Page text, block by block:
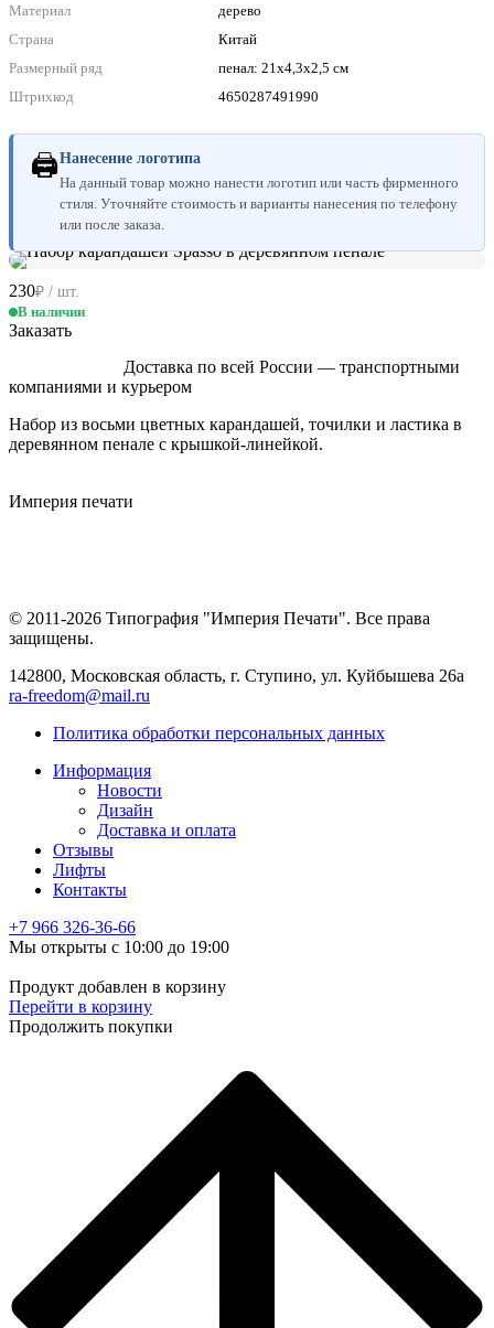
Материал
дерево
Страна
Китай
Размерный ряд
пенал: 21х4,3х2,5 см
Штрихкод
4650287491990
🖨Нанесение логотипа
На данный товар можно нанести логотип или часть фирменного
стиля. Уточняйте стоимость и варианты нанесения по телефону
или после заказа.
230₽ / шт.
В наличии
Заказать
Доставка по всей России — транспортными
компаниями и курьером
Набор из восьми цветных карандашей, точилки и ластика в
деревянном пенале с крышкой-линейкой.
Империя печати
© 2011-2026 Типография "Империя Печати". Все права
защищены.
142800, Московская область, г. Ступино, ул. Куйбышева 26а
ra-freedom@mail.ru
Политика обработки персональных данных
Информация
Новости
Дизайн
Доставка и оплата
Отзывы
Лифты
Контакты
+7 966 326-36-66
Мы открыты с 10:00 до 19:00
Продукт добавлен в корзину
Перейти в корзину
Продолжить покупки